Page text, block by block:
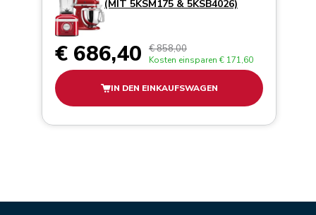
(MIT 5KSM175 & 5KSB4026)
€ 686,40 € 858,00
Kosten einsparen € 171,60
IN DEN EINKAUFSWAGEN